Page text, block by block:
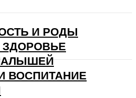
И РОДЫ
ВОСПИТАНИЕ